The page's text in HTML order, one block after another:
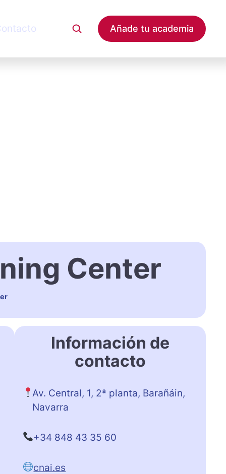
Añade tu academia
Center
Información de
contacto
Av. Central, 1, 2ª planta, Barañáin,
Navarra
+34 848 43 35 60
cnai.es